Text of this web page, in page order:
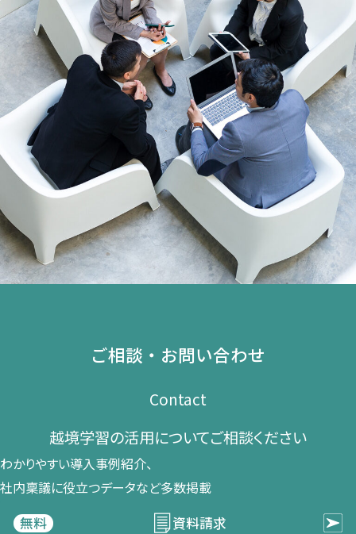
ご相談・お問い合わせ
Contact
越境学習の​活用に​ついて​ご相談ください​
わかりやすい導入事例紹介、​
社内稟議に​役立つデータなど​多数掲載
無料
資料請求